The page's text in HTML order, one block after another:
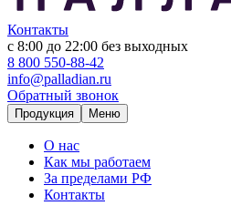
Контакты
с 8:00 до 22:00 без выходных
8 800 550-88-42
info@palladian.ru
Обратный звонок
Продукция Меню
О нас
Как мы работаем
За пределами РФ
Контакты